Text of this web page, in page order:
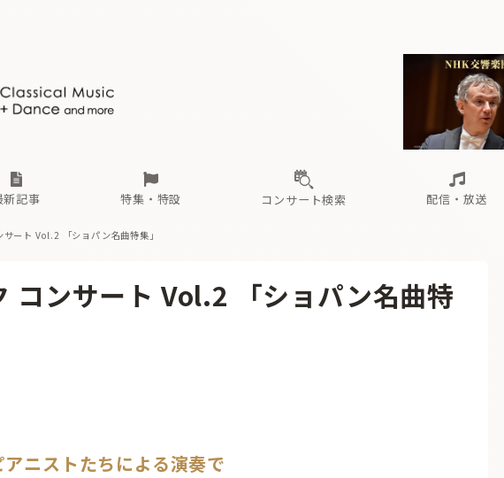
新記事
古楽とその先と オーケストラの楽屋から 海の向こうの音楽家 Aからの眺望
特集・特設
現場のプロが推す！間違いないオーケストラコンサート
過去の特集
コンサート検索 配信・放送
無料ライブ配信スケジュール 有料ライブ配信スケジュール
あ か ま や ら わ
古楽とその先と Aからの眺望
無料ライブ配信スケジュール
あ か さ
ート Vol.2 「ショパン名曲特集」
コンサート Vol.2 「ショパン名曲特
ニストたちによる演奏で